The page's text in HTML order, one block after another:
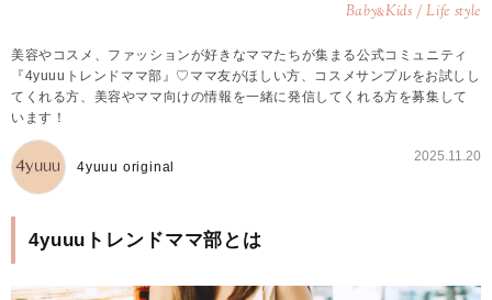
Baby&Kids / Life style
美容やコスメ、ファッションが好きなママたちが集まる公式コミュニティ
『4yuuuトレンドママ部』♡ママ友がほしい方、コスメサンプルをお試しし
てくれる方、美容やママ向けの情報を一緒に発信してくれる方を募集して
います！
4yuuu original
2025.11.20
4yuuuトレンドママ部とは